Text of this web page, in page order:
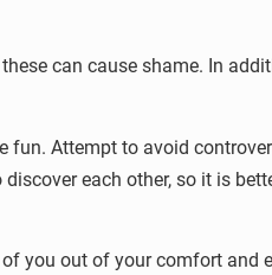
can cause shame. In
fun. Attempt to avoid
each other, so it is
you out of your comfort and